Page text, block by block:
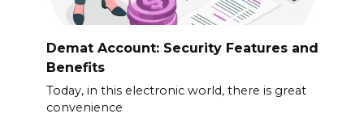
Demat Account: Security Features and
Benefits
Today, in this electronic world, there is great
convenience